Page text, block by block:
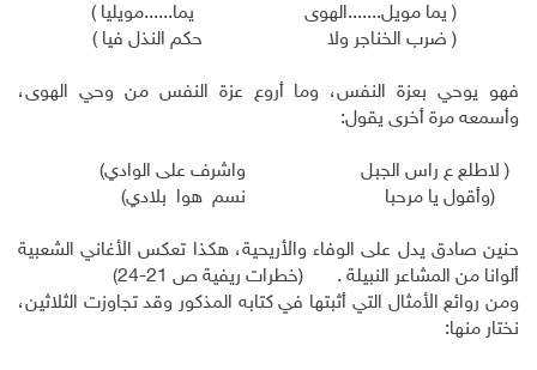
( يما مويل.......الهوى يما......مويليا )
( ضرب الخناجر ولا حكم النذل فيا )
فهو يوحي بعزة النفس، وما أروع عزة النفس من وحي الهوى،
وأسمعه مرة أخرى يقول:
( لاطلع ع راس الجبل واشرف على الوادي)
(وأقول يا مرحبا نسم هوا بلادي)
حنين صادق يدل على الوفاء والأريحية، هكذا تعكس الأغاني الشعبية
ألوانا من المشاعر النبيلة . (خطرات ريفية ص 21-24)
ومن روائع الأمثال التي أثبتها في كتابه المذكور وقد تجاوزت الثلاثين،
نختار منها: